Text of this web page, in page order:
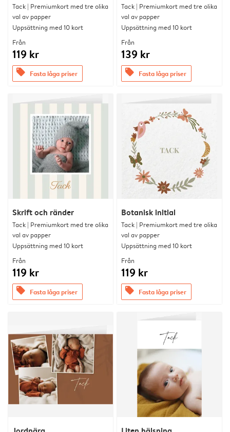
Tack | Premiumkort med tre olika
val av papper
Uppsättning med 10 kort
Från
119 kr
offers Fasta låga priser
Tack | Premiumkort med tre olika
val av papper
Uppsättning med 10 kort
Från
139 kr
offers Fasta låga priser
Skrift och ränder
Tack | Premiumkort med tre olika
val av papper
Uppsättning med 10 kort
Från
119 kr
offers Fasta låga priser
Botanisk initial
Tack | Premiumkort med tre olika
val av papper
Uppsättning med 10 kort
Från
119 kr
offers Fasta låga priser